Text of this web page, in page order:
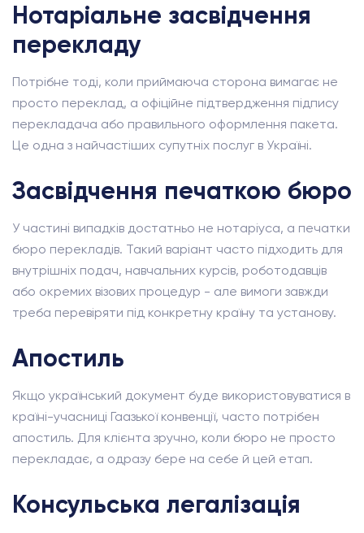
Нотаріальне засвідчення
перекладу
Потрібне тоді, коли приймаюча сторона вимагає не
просто переклад, а офіційне підтвердження підпису
перекладача або правильного оформлення пакета.
Це одна з найчастіших супутніх послуг в Україні.
Засвідчення печаткою бюро
У частині випадків достатньо не нотаріуса, а печатки
бюро перекладів. Такий варіант часто підходить для
внутрішніх подач, навчальних курсів, роботодавців
або окремих візових процедур - але вимоги завжди
треба перевіряти під конкретну країну та установу.
Апостиль
Якщо український документ буде використовуватися в
країні-учасниці Гаазької конвенції, часто потрібен
апостиль. Для клієнта зручно, коли бюро не просто
перекладає, а одразу бере на себе й цей етап.
Консульська легалізація